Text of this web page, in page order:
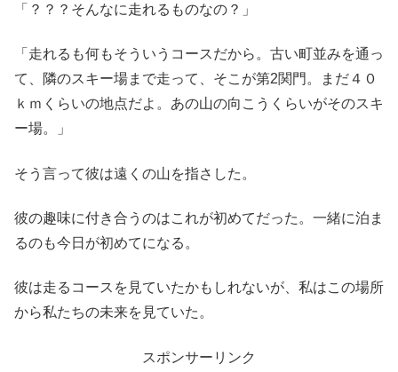
「？？？そんなに走れるものなの？」
「走れるも何もそういうコースだから。古い町並みを通っ
て、隣のスキー場まで走って、そこが第2関門。まだ４０
ｋｍくらいの地点だよ。あの山の向こうくらいがそのスキ
ー場。」
そう言って彼は遠くの山を指さした。
彼の趣味に付き合うのはこれが初めてだった。一緒に泊ま
るのも今日が初めてになる。
彼は走るコースを見ていたかもしれないが、私はこの場所
から私たちの未来を見ていた。
スポンサーリンク